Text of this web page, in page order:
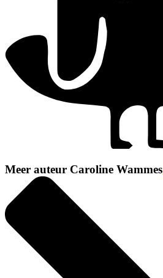
Meer auteur Caroline Wammes